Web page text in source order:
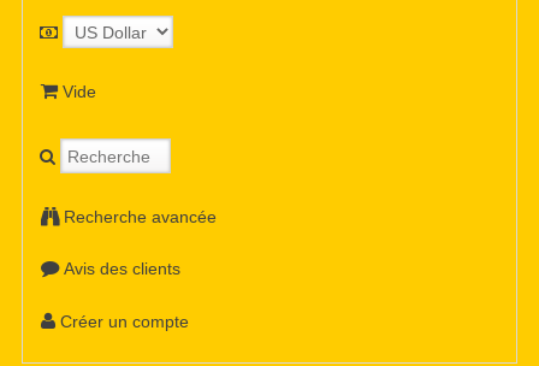
Vide
Recherche avancée
Avis des clients
Créer un compte